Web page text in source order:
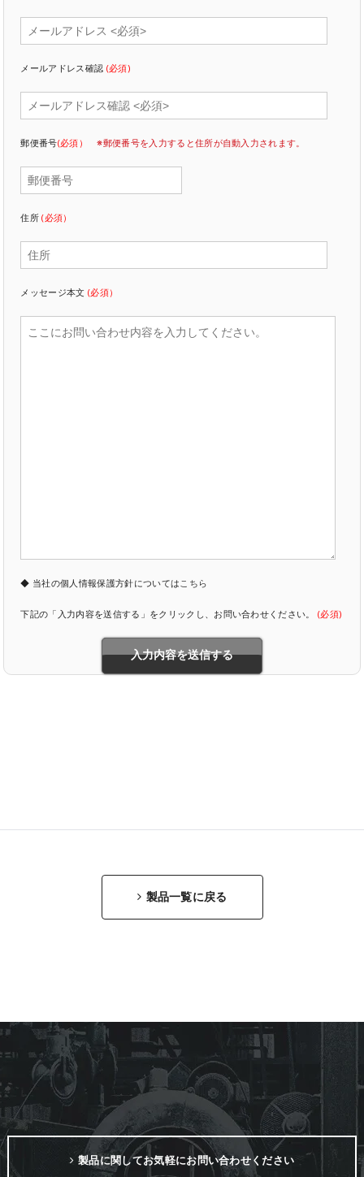
メールアドレス確認 (必須)
郵便番号(必須） ※郵便番号を入力すると住所が自動入力されます。
住所(必須）
メッセージ本文(必須）
◆ 当社の個人情報保護方針については こちら
下記の「入力内容を送信する」をクリックし、お問い合わせください。(必須)
製品一覧に戻る
製品に関してお気軽にお問い合わせください